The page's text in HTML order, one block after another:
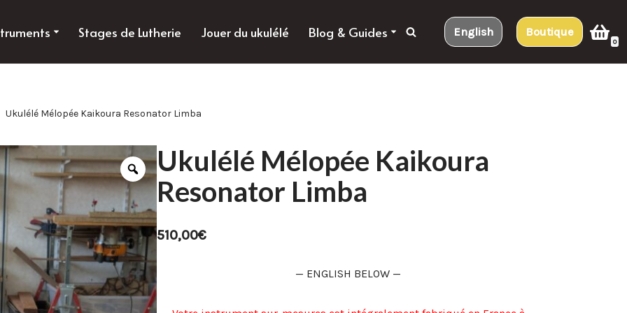
Stages de Lutherie Jouer du ukulélé Blog & Guides English Boutique
0
Ukulélé Mélopée Kaikoura Resonator Limba
Ukulélé Mélopée Kaikoura
Resonator Limba
510,00€
— ENGLISH BELOW —